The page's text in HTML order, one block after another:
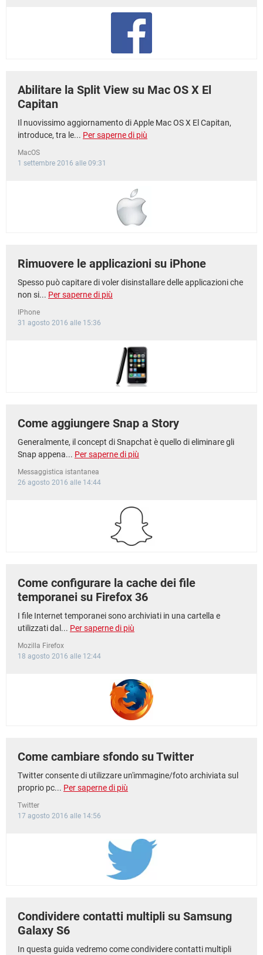
Abilitare la Split View su Mac OS X El
Capitan
Il nuovissimo aggiornamento di Apple Mac OS X El Capitan,
introduce, tra le... Per saperne di più
MacOS
1 settembre 2016 alle 09:31
Rimuovere le applicazioni su iPhone
Spesso può capitare di voler disinstallare delle applicazioni che
non si... Per saperne di più
IPhone
31 agosto 2016 alle 15:36
Come aggiungere Snap a Story
Generalmente, il concept di Snapchat è quello di eliminare gli
Snap appena... Per saperne di più
Messaggistica istantanea
26 agosto 2016 alle 14:44
Come configurare la cache dei file
temporanei su Firefox 36
I file Internet temporanei sono archiviati in una cartella e
utilizzati dal... Per saperne di più
Mozilla Firefox
18 agosto 2016 alle 12:44
Come cambiare sfondo su Twitter
Twitter consente di utilizzare un'immagine/foto archiviata sul
proprio pc... Per saperne di più
Twitter
17 agosto 2016 alle 14:56
Condividere contatti multipli su Samsung
Galaxy S6
In questa guida vedremo come condividere contatti multipli